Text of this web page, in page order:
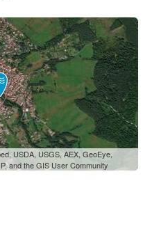
USDA, USGS, AEX, GeoEye,
and the GIS User Community